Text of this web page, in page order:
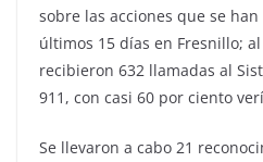
sobre las acciones que se
últimos 15 días en Fresnillo;
recibieron 632 llamadas al
911, con casi 60 por ciento
Se llevaron a cabo 21